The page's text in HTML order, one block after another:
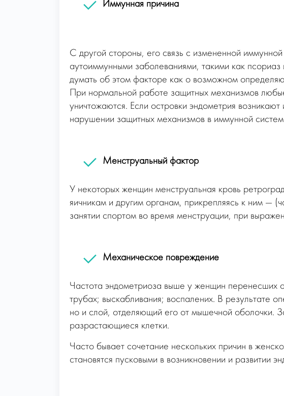
Иммунная причина
С другой стороны, его связь с измененной
аутоиммунными заболеваниями, такими как
думать об этом факторе как о возможном
При нормальной работе защитных механизмов
уничтожаются. Если островки эндометрия
нарушении защитных механизмов в иммунной
Менструальный фактор
У некоторых женщин менструальная кровь
яичникам и другим органам, прикрепляясь к ним —
занятии спортом во время менструации, при
Механическое повреждение
Частота эндометриоза выше у женщин перенесших
трубах; выскабливания; воспалених. В результате
но и слой, отделяющий его от мышечной оболочки.
разрастающиеся клетки.
Часто бывает сочетание нескольких причин в
становятся пусковыми в возникновении и развитии